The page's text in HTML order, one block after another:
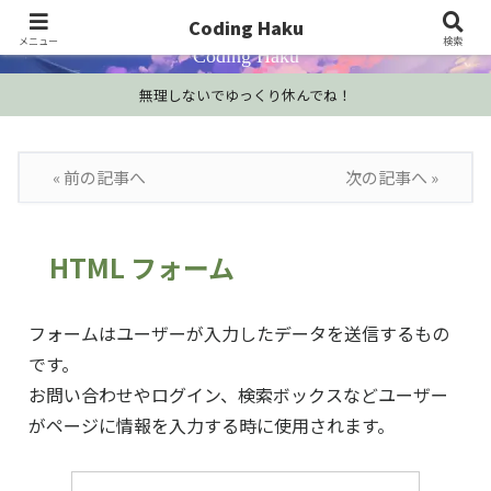
プログラミング学習・開発Tips・技術情報
Coding Haku
無理しないでゆっくり休んでね！
« 前の記事へ 次の記事へ »
HTML フォーム
フォームはユーザーが入力したデータを送信するもの
です。
お問い合わせやログイン、検索ボックスなどユーザー
がページに情報を入力する時に使用されます。
メニュー
Coding Haku
検索